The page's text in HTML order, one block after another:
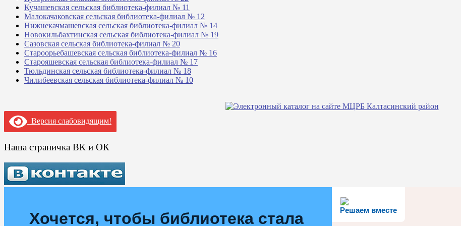
Кучашевская сельская библиотека-филиал № 11
Малокачаковская сельская библиотека-филиал № 12
Нижнекачмашевская сельская библиотека-филиал № 14
Новокильбахтинская сельская библиотека-филиал № 19
Сазовская сельская библиотека-филиал № 20
Староорьебашевская сельская библиотека-филиал № 16
Старояшевская сельская библиотека-филиал № 17
Тюльдинская сельская библиотека-филиал № 18
Чилибеевская сельская библиотека-филиал № 10
Версия слабовидящим!
Наша страничка ВК и ОК
Решаем вместе
Хочется, чтобы библиотека стала